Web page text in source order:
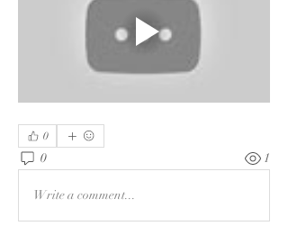
0
0 1
Write a comment...